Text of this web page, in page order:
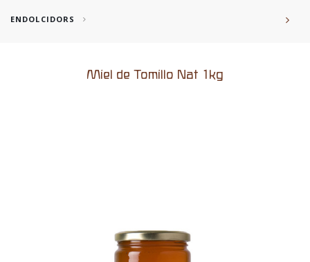
ENDOLCIDORS
Miel de Tomillo Nat 1kg